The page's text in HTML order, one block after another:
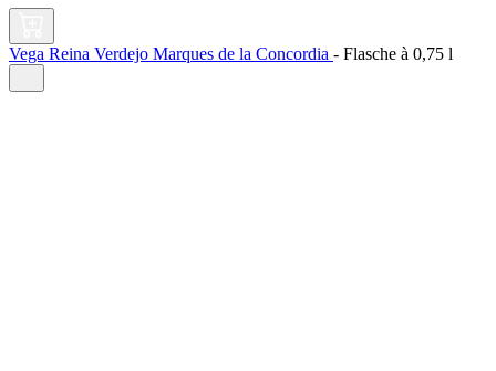
Vega Reina Verdejo Marques de la Concordia - Flasche à 0,75 l